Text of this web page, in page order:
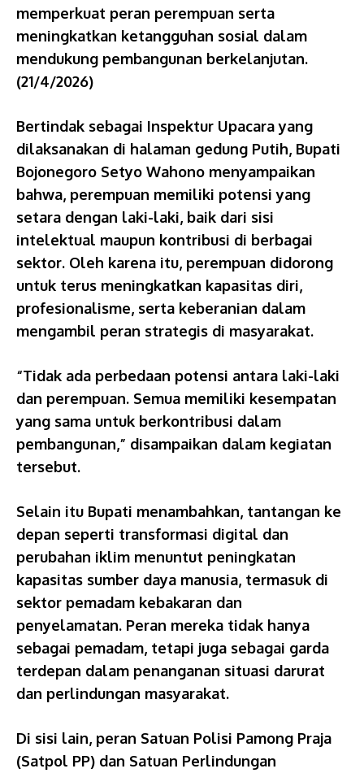
memperkuat peran perempuan serta
meningkatkan ketangguhan sosial dalam
mendukung pembangunan berkelanjutan.
(21/4/2026)
Bertindak sebagai Inspektur Upacara yang
dilaksanakan di halaman gedung Putih, Bupati
Bojonegoro Setyo Wahono menyampaikan
bahwa, perempuan memiliki potensi yang
setara dengan laki-laki, baik dari sisi
intelektual maupun kontribusi di berbagai
sektor. Oleh karena itu, perempuan didorong
untuk terus meningkatkan kapasitas diri,
profesionalisme, serta keberanian dalam
mengambil peran strategis di masyarakat.
“Tidak ada perbedaan potensi antara laki-laki
dan perempuan. Semua memiliki kesempatan
yang sama untuk berkontribusi dalam
pembangunan,” disampaikan dalam kegiatan
tersebut.
Selain itu Bupati menambahkan, tantangan ke
depan seperti transformasi digital dan
perubahan iklim menuntut peningkatan
kapasitas sumber daya manusia, termasuk di
sektor pemadam kebakaran dan
penyelamatan. Peran mereka tidak hanya
sebagai pemadam, tetapi juga sebagai garda
terdepan dalam penanganan situasi darurat
dan perlindungan masyarakat.
Di sisi lain, peran Satuan Polisi Pamong Praja
(Satpol PP) dan Satuan Perlindungan